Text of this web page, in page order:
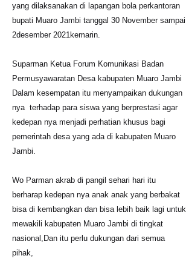
yang dilaksanakan di lapangan bola perkantoran
bupati Muaro Jambi tanggal 30 November sampai
2desember 2021kemarin.
Suparman Ketua Forum Komunikasi Badan
Permusyawaratan Desa kabupaten Muaro Jambi
Dalam kesempatan itu menyampaikan dukungan
nya terhadap para siswa yang berprestasi agar
kedepan nya menjadi perhatian khusus bagi
pemerintah desa yang ada di kabupaten Muaro
Jambi.
Wo Parman akrab di pangil sehari hari itu
berharap kedepan nya anak anak yang berbakat
bisa di kembangkan dan bisa lebih baik lagi untuk
mewakili kabupaten Muaro Jambi di tingkat
nasional,Dan itu perlu dukungan dari semua
pihak,